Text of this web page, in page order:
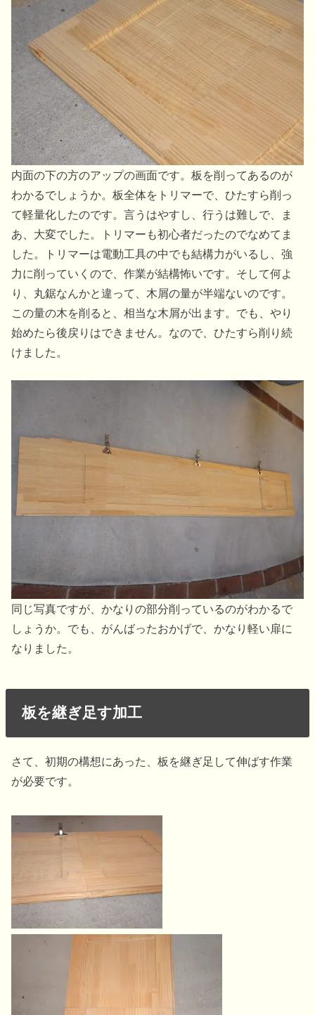
内面の下の方のアップの画面です。板を削ってあるのが
わかるでしょうか。板全体をトリマーで、ひたすら削っ
て軽量化したのです。言うはやすし、行うは難しで、ま
あ、大変でした。トリマーも初心者だったのでなめてま
した。トリマーは電動工具の中でも結構力がいるし、強
力に削っていくので、作業が結構怖いです。そして何よ
り、丸鋸なんかと違って、木屑の量が半端ないのです。
この量の木を削ると、相当な木屑が出ます。でも、やり
始めたら後戻りはできません。なので、ひたすら削り続
けました。
同じ写真ですが、かなりの部分削っているのがわかるで
しょうか。でも、がんばったおかげで、かなり軽い扉に
なりました。
板を継ぎ足す加工
さて、初期の構想にあった、板を継ぎ足して伸ばす作業
が必要です。